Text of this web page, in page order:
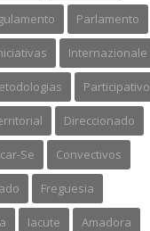
Parlamento
Internazionale
Participativo
Direccionado
Se Convectivos
Freguesia
Iacute Amadora